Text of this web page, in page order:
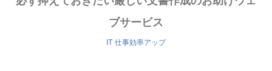
ブサービス
IT 仕事効率アップ